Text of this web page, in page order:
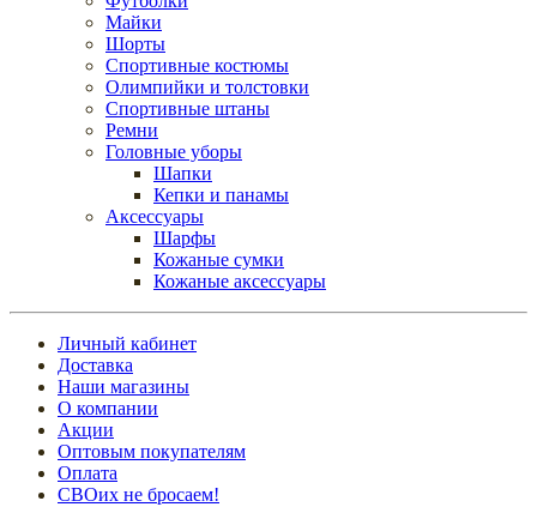
Майки
Шорты
Спортивные костюмы
Олимпийки и толстовки
Спортивные штаны
Ремни
Головные уборы
Шапки
Кепки и панамы
Аксессуары
Шарфы
Кожаные сумки
Кожаные аксессуары
Личный кабинет
Доставка
Наши магазины
О компании
Акции
Оптовым покупателям
Оплата
СВОих не бросаем!